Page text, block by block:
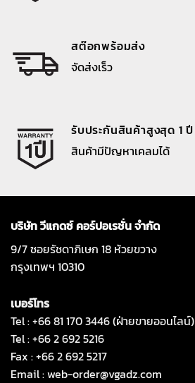
สต๊อกพร้อมส่ง
จัดส่งเร็ว
รับประกันสินค้าสูงสุด 1 ปี
สินค้ามีปัญหาเคลมได้
บริษัท วีแกดซ์ คอร์ปอเรชั่น จำกัด
9/7 ซอยรัชดาภิเษก 18 ห้วยขวาง
กรุงเทพฯ 10310
เบอร์โทร
Tel : +66 81 170 3446 (ฝ่ายขายออนไลน์)
Tel : +66 2 692 5216
Fax : +66 2 692 5217
Email :web-order@vgadz.com